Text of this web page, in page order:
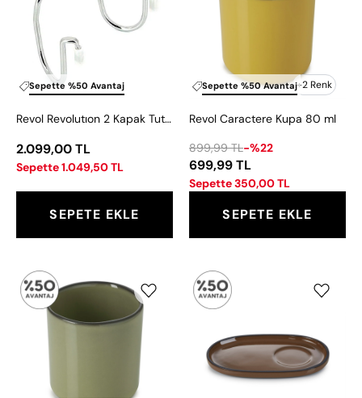
Sepette %50 Avantaj
Kapak
Tutucu
Revol Revolutıon 2 Kapak Tutucu 12x6 cm
2.099,00 TL
Sepette 1.049,50 TL
SEPETE EKLE
+2 Renk
Sepette %50 Avantaj
Revol Caractere Kupa 80 ml
899,99 TL-%22
699,99 TL
Sepette 350,00 TL
SEPETE EKLE
Caractere
Caractere
Fincan
Tabağı
13x8